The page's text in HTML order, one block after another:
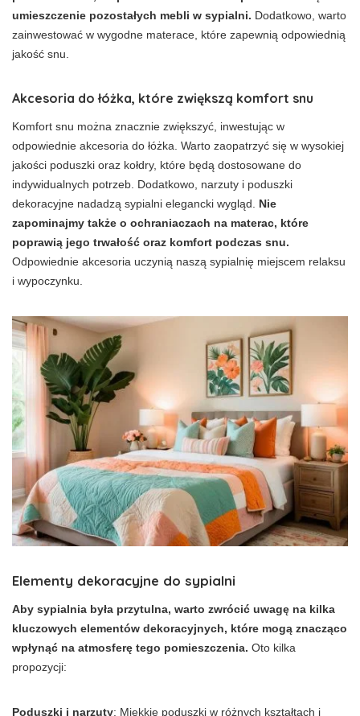
umieszczenie pozostałych mebli w sypialni. Dodatkowo, warto
zainwestować w wygodne materace, które zapewnią odpowiednią
jakość snu.
Akcesoria do łóżka, które zwiększą komfort snu
Komfort snu można znacznie zwiększyć, inwestując w
odpowiednie akcesoria do łóżka. Warto zaopatrzyć się w wysokiej
jakości poduszki oraz kołdry, które będą dostosowane do
indywidualnych potrzeb. Dodatkowo, narzuty i poduszki
dekoracyjne nadadzą sypialni elegancki wygląd. Nie
zapominajmy także o ochraniaczach na materac, które
poprawią jego trwałość oraz komfort podczas snu.
Odpowiednie akcesoria uczynią naszą sypialnię miejscem relaksu
i wypoczynku.
Elementy dekoracyjne do sypialni
Aby sypialnia była przytulna, warto zwrócić uwagę na kilka
kluczowych elementów dekoracyjnych, które mogą znacząco
wpłynąć na atmosferę tego pomieszczenia. Oto kilka
propozycji:
Poduszki i narzuty: Miękkie poduszki w różnych kształtach i